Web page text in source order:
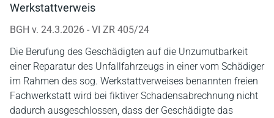
Werkstattverweis
BGH v. 24.3.2026 - VI ZR 405/24
Die Berufung des Geschädigten auf die Unzumutbarkeit
einer Reparatur des Unfallfahrzeugs in einer vom Schädiger
im Rahmen des sog. Werkstattverweises benannten freien
Fachwerkstatt wird bei fiktiver Schadensabrechnung nicht
dadurch ausgeschlossen, dass der Geschädigte das